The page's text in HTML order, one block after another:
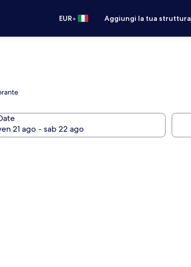
EUR• Aggiungi la tua struttura